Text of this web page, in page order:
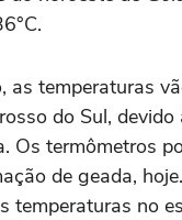
as temperaturas
do Sul,
Os termômetros
de geada,
temperaturas no